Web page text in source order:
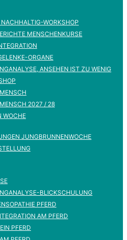
NACHHALTIG-WORKSHOP
MENSCHENKURSE
ORGANE
ANSEHEN IST ZU WENIG
2027 / 28
WOCHE
JUNGBRUNNENWOCHE
BLICKSCHULUNG
PFERD
AM PFERD
PFERD